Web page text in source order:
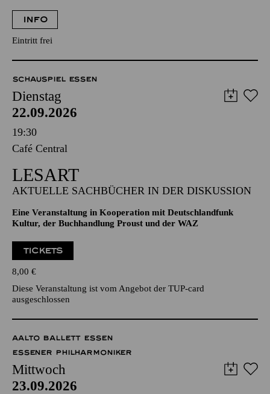
INFO
Eintritt frei
SCHAUSPIEL ESSEN
Dienstag
22.09.2026
19:30
Café Central
LESART
AKTUELLE SACHBÜCHER IN DER DISKUSSION
Eine Veranstaltung in Kooperation mit Deutschlandfunk
Kultur, der Buchhandlung Proust und der WAZ
TICKETS
8,00 €
Diese Veranstaltung ist vom Angebot der TUP-card
ausgeschlossen
AALTO BALLETT ESSEN
ESSENER PHILHARMONIKER
Mittwoch
23.09.2026